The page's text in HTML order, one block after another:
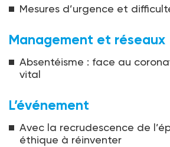
Mesures d’urgence et
Management et réseaux
Absentéisme : face au
vital
L’événement
Avec la recrudescence de
éthique à réinventer